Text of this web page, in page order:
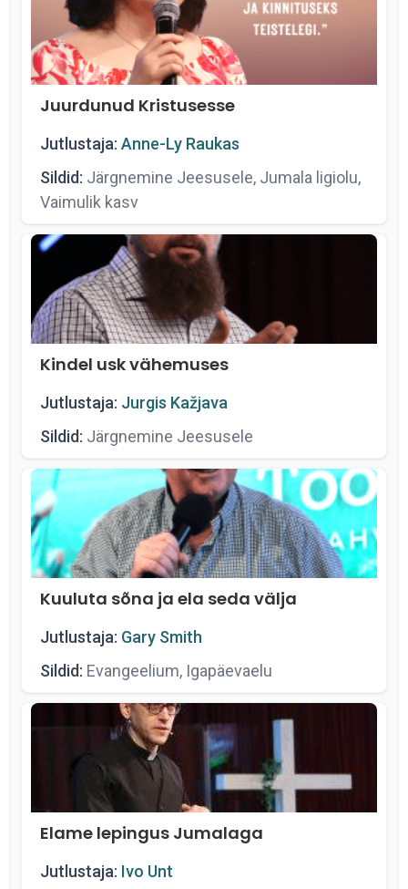
Juurdunud Kristusesse
Jutlustaja: Anne-Ly Raukas
Sildid: Järgnemine Jeesusele, Jumala ligiolu,
Vaimulik kasv
Kindel usk vähemuses
Jutlustaja: Jurgis Kažjava
Sildid: Järgnemine Jeesusele
Kuuluta sõna ja ela seda välja
Jutlustaja: Gary Smith
Sildid: Evangeelium, Igapäevaelu
Elame lepingus Jumalaga
Jutlustaja: Ivo Unt